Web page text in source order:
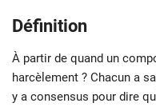
Définition
À partir de quand un
harcèlement ? Chacun a
y a consensus pour dire